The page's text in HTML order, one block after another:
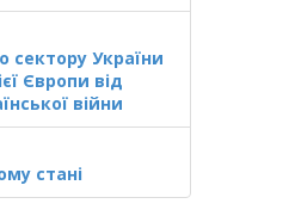
сектору України
Європи від
війни
стані